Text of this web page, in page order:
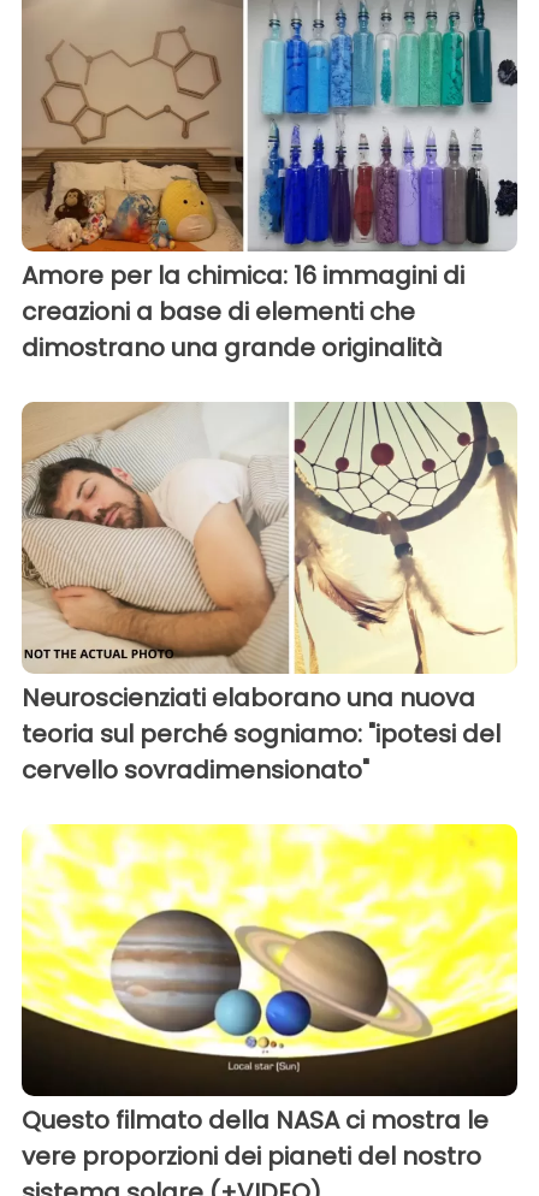
Amore per la chimica: 16 immagini di
creazioni a base di elementi che
dimostrano una grande originalità
Neuroscienziati elaborano una nuova
teoria sul perché sogniamo: "ipotesi del
cervello sovradimensionato"
Questo filmato della NASA ci mostra le
vere proporzioni dei pianeti del nostro